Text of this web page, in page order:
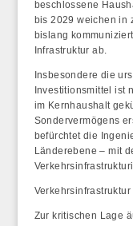
beschlossene
bis 2029 weichen in
bislang
Infrastruktur ab.
Insbesondere die
Investitionsmittel ist
im Kernhaushalt
Sondervermögens
befürchtet die
Länderebene – mit
Zur kritischen Lage